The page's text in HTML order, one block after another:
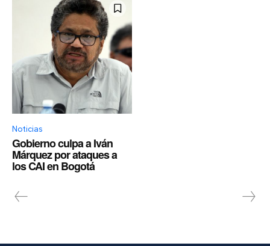
Noticias
Gobierno culpa a Iván
Márquez por ataques a
los CAI en Bogotá